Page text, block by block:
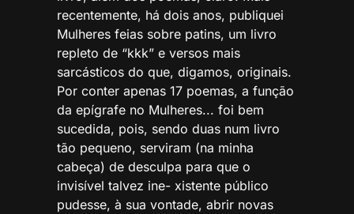
recentemente, há dois anos, publiquei
Mulheres feias sobre patins, um livro
repleto de “kkk” e versos mais
sarcásticos do que, digamos, originais.
Por conter apenas 17 poemas, a função
da epígrafe no Mulheres... foi bem
sucedida, pois, sendo duas num livro
tão pequeno, serviram (na minha
cabeça) de desculpa para que o
invisível talvez ine- xistente público
pudesse, à sua vontade, abrir novas